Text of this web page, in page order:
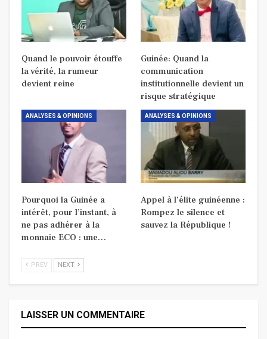
Quand le pouvoir étouffe
la vérité, la rumeur
devient reine
Guinée: Quand la
communication
institutionnelle devient un
risque stratégique
ANALYSES & OPINIONS
Pourquoi la Guinée a
intérêt, pour l’instant, à
ne pas adhérer à la
monnaie ECO : une…
ANALYSES & OPINIONS
Appel à l’élite guinéenne :
Rompez le silence et
sauvez la République !
PREV NEXT
LAISSER UN COMMENTAIRE